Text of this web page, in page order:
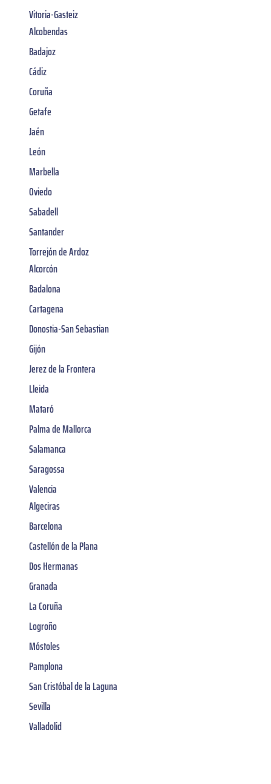
Vitoria-Gasteiz
Alcobendas
Badajoz
Cádiz
Coruña
Getafe
Jaén
León
Marbella
Oviedo
Sabadell
Santander
Torrejón de Ardoz
Alcorcón
Badalona
Cartagena
Donostia-San Sebastian
Gijón
Jerez de la Frontera
Lleida
Mataró
Palma de Mallorca
Salamanca
Saragossa
Valencia
Algeciras
Barcelona
Castellón de la Plana
Dos Hermanas
Granada
La Coruña
Logroño
Móstoles
Pamplona
San Cristóbal de la Laguna
Sevilla
Valladolid